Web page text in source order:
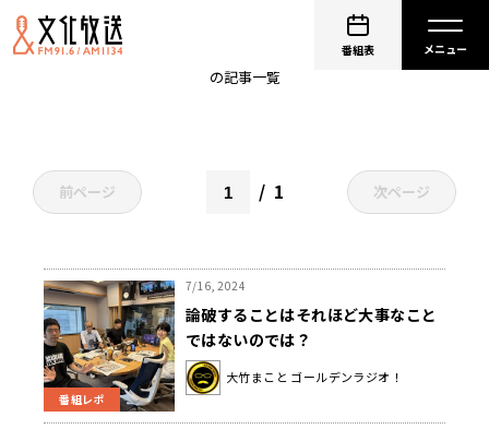
番組表
の記事一覧
前ページ 1 次ページ
番組レポ
7/16, 2024
論破することはそれほど大事なこと
ではないのでは？
大竹まこと ゴールデンラジオ！